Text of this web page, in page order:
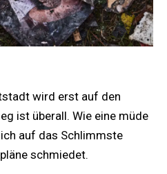
wird erst auf den
ist überall. Wie eine müde
auf das Schlimmste
schmiedet.